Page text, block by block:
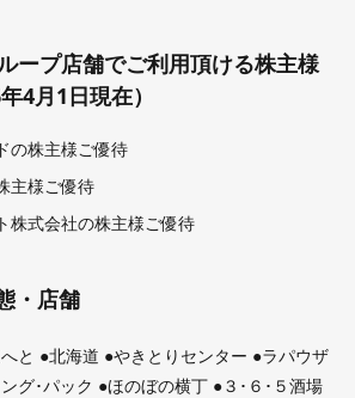
ープ店舗でご利用頂ける株主様
4月1日現在）
の株主様ご優待
主様ご優待
株式会社の株主様ご優待
・店舗
と ●北海道 ●やきとりセンター ●ラパウザ
グ･パック ●ほのぼの横丁 ●３･６･５酒場